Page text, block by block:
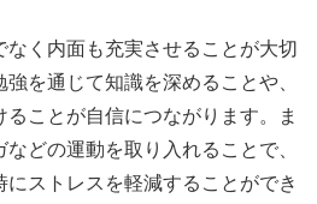
なく内面も充実させることが大切
を通じて知識を深めることや、
ことが自信につながります。ま
どの運動を取り入れることで、
ストレスを軽減することができ